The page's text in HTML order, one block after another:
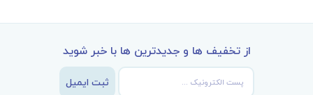
از تخفیف ها و جدیدترین ها با خبر شوید
ثبت ایمیل